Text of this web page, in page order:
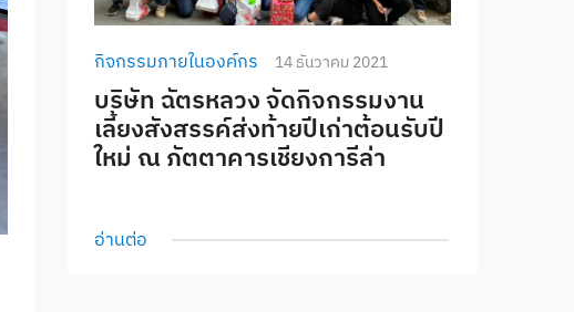
กิจกรรมภายในองค์กร 14 ธันวาคม 2021
บริษัท ฉัตรหลวง จัดกิจกรรมงาน
เลี้ยงสังสรรค์ส่งท้ายปีเก่าต้อนรับปี
ใหม่ ณ ภัตตาคารเชียงการีล่า
อ่านต่อ